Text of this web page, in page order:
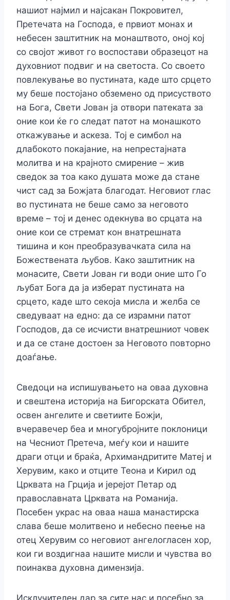
нашиот најмил и најсакан Покровител,
Претечата на Господа, е првиот монах и
небесен заштитник на монаштвото, оној кој
со својот живот го воспостави образецот на
духовниот подвиг и на светоста. Со своето
повлекување во пустината, каде што срцето
му беше постојано обземено од присуството
на Бога, Свети Јован ја отвори патеката за
оние кои ќе го следат патот на монашкото
откажување и аскеза. Тој е симбол на
длабокото покајание, на непрестајната
молитва и на крајното смирение – жив
сведок за тоа како душата може да стане
чист сад за Божјата благодат. Неговиот глас
во пустината не беше само за неговото
време – тој и денес одекнува во срцата на
оние кои се стремат кон внатрешната
тишина и кон преобразувачката сила на
Божествената љубов. Како заштитник на
монасите, Свети Јован ги води оние што Го
љубат Бога да ја изберат пустината на
срцето, каде што секоја мисла и желба се
сведуваат на едно: да се израмни патот
Господов, да се исчисти внатрешниот човек
и да се стане достоен за Неговото повторно
доаѓање.
Сведоци на испишувањето на оваа духовна
и свештена историја на Бигорската Обител,
освен ангелите и светиите Божји,
вчеравечер беа и многубројните поклоници
на Чесниот Претеча, меѓу кои и нашите
драги отци и браќа, Архимандритите Матеј и
Херувим, како и отците Теона и Кирил од
Црквата на Грција и јерејот Петар од
православната Црквата на Романија.
Посебен украс на оваа наша манастирска
слава беше молитвено и небесно пеење на
отец Херувим со неговиот ангелогласен хор,
кои ги воздигнаа нашите мисли и чувства во
поинаква духовна димензија.